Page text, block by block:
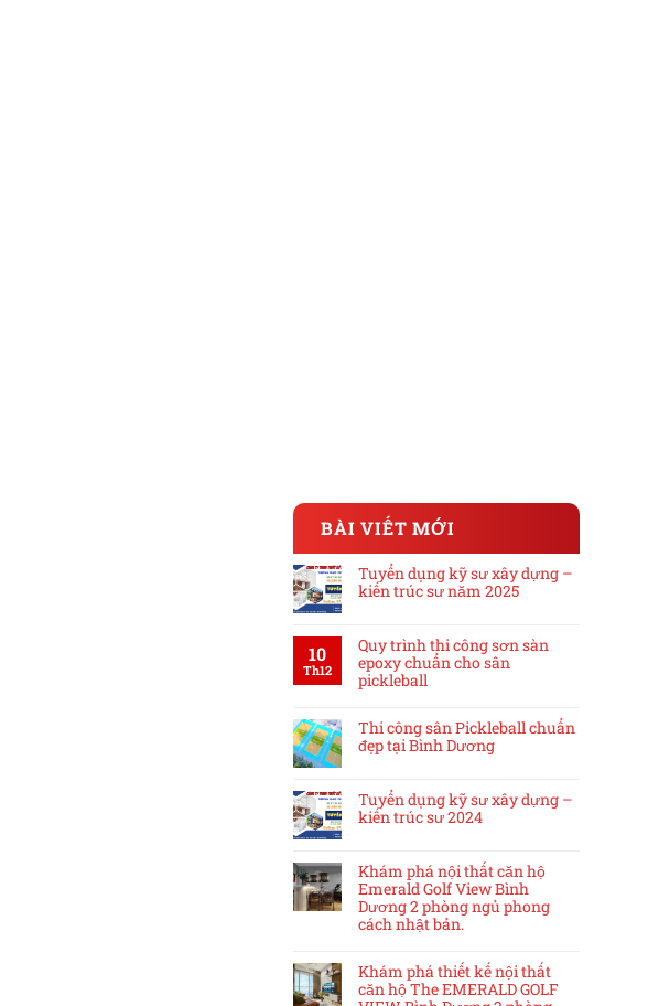
BÀI VIẾT MỚI
Tuyển dụng kỹ sư xây dựng –
kiến trúc sư năm 2025
10
Th12
Quy trình thi công sơn sàn
epoxy chuẩn cho sân
pickleball
Thi công sân Pickleball chuẩn
đẹp tại Bình Dương
Tuyển dụng kỹ sư xây dựng –
kiến trúc sư 2024
Khám phá nội thất căn hộ
Emerald Golf View Bình
Dương 2 phòng ngủ phong
cách nhật bản.
Khám phá thiết kế nội thất
căn hộ The EMERALD GOLF